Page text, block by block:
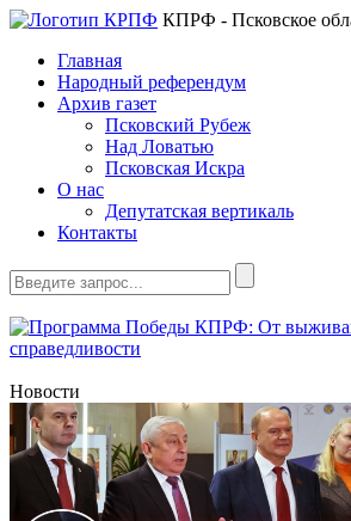
КПРФ - Псковское
Главная
Народный референдум
Архив газет
Псковский Рубеж
Над Ловатью
Псковская Искра
О нас
Депутатская вертикаль
Контакты
Новости